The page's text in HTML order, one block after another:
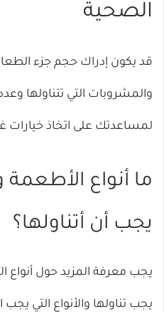
الصحية
قد يكون إدراك حجم جزء
والمشروبات التي تتناولها
لمساعدتك على اتخاذ خيارات
ما أنواع
يجب أن أتناولها؟
يجب معرفة المزيد حول أنواع
يجب تناولها والأنواع التي